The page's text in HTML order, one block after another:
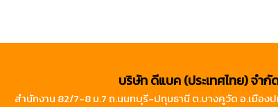
บริษัท ดีแบค (ประเทศไทย) จำกั
สำนักงาน 82/7-8 ม.7 ถ.นนทบุรี-ปทุมธานี ต.บางคูวัด อ.เมือง